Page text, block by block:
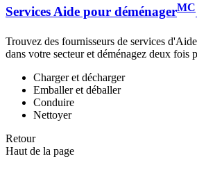
Services Aide pour déménagerMC
Trouvez des fournisseurs de services
dans votre secteur et déménagez deux fois
Charger et décharger
Emballer et déballer
Conduire
Nettoyer
Retour
Haut de la page